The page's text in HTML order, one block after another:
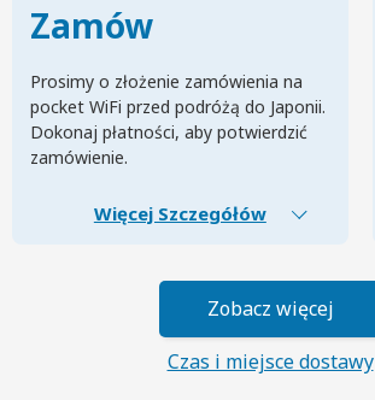
Zamów
Prosimy o złożenie zamówienia na
pocket WiFi przed podróżą do Japonii.
Dokonaj płatności, aby potwierdzić
zamówienie.
Więcej Szczegółów
Zobacz więcej
Czas i miejsce dostawy